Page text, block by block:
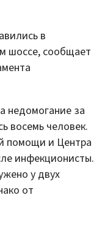
в
шоссе, сообщает
недомогание за
восемь человек.
помощи и Центра
инфекционисты.
у двух
от